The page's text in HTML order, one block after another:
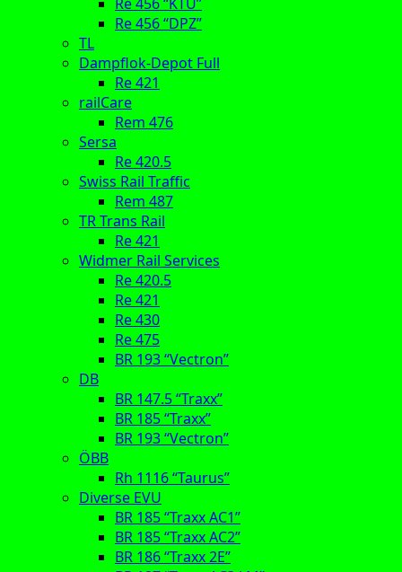
Re 456 “DPZ”
TL
Dampflok-Depot Full
Re 421
railCare
Rem 476
Sersa
Re 420.5
Swiss Rail Traffic
Rem 487
TR Trans Rail
Re 421
Widmer Rail Services
Re 420.5
Re 421
Re 430
Re 475
BR 193 “Vectron”
DB
BR 147.5 “Traxx”
BR 185 “Traxx”
BR 193 “Vectron”
ÖBB
Rh 1116 “Taurus”
Diverse EVU
BR 185 “Traxx AC1”
BR 185 “Traxx AC2”
BR 186 “Traxx 2E”